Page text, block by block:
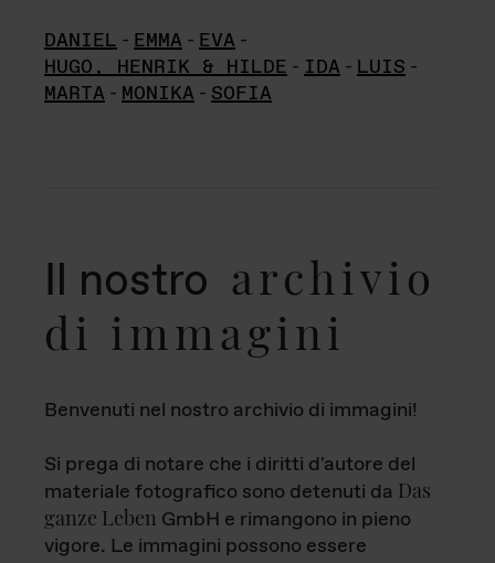
DANIEL - EMMA - EVA -
HUGO, HENRIK & HILDE - IDA - LUIS -
MARTA - MONIKA - SOFIA
Il nostro archivio
di immagini
Benvenuti nel nostro archivio di immagini!
Si prega di notare che i diritti d'autore del
materiale fotografico sono detenuti da Das
ganze Leben GmbH e rimangono in pieno
vigore. Le immagini possono essere